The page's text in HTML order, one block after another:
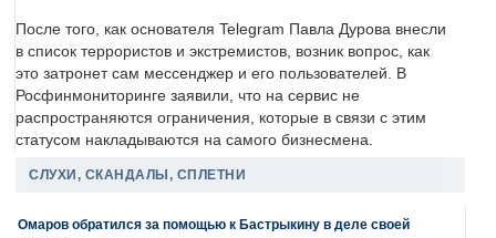
После того, как основателя Telegram Павла Дурова внесли
в список террористов и экстремистов, возник вопрос, как
это затронет сам мессенджер и его пользователей. В
Росфинмониторинге заявили, что на сервис не
распространяются ограничения, которые в связи с этим
статусом накладываются на самого бизнесмена.
СЛУХИ, СКАНДАЛЫ, СПЛЕТНИ
Омаров обратился за помощью к Бастрыкину в деле своей